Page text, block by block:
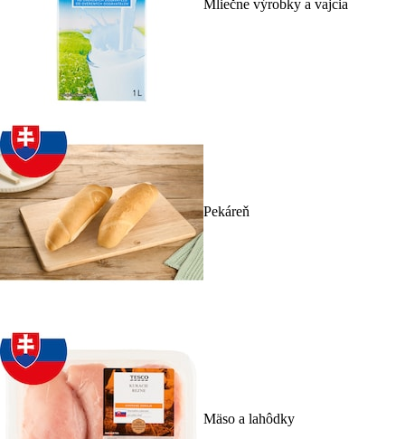
Mliečne výrobky a vajcia
Pekáreň
Mäso a lahôdky